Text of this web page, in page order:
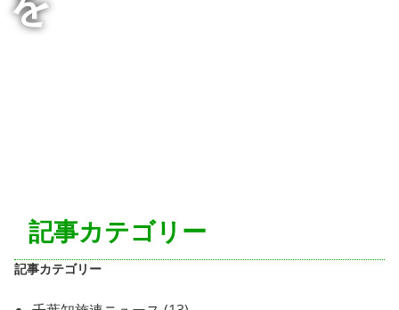
記事カテゴリー
記事カテゴリー